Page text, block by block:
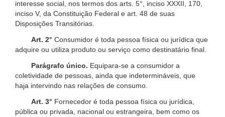
interesse social, nos termos dos arts. 5°, inciso XXXII, 170,
inciso V, da Constituição Federal e art. 48 de suas
Disposições Transitórias.
Art. 2° Consumidor é toda pessoa física ou jurídica que
adquire ou utiliza produto ou serviço como destinatário final.
Parágrafo único. Equipara-se a consumidor a
coletividade de pessoas, ainda que indetermináveis, que
haja intervindo nas relações de consumo.
Art. 3° Fornecedor é toda pessoa física ou jurídica,
pública ou privada, nacional ou estrangeira, bem como os